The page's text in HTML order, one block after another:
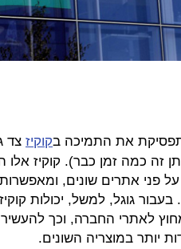
את התמיכה בקוקיז צד
זה כמה זמן כבר). קוקיז אלו
על פני אתרים שונים,
גוגל, למשל, יכולות
לאתרי החברה, וכך להעשיר
יותר במוצריה השונים.